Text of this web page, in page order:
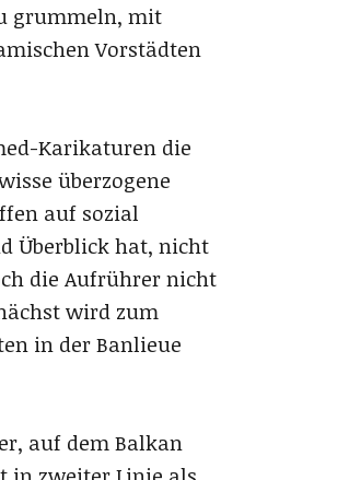
grummeln, mit
Vorstädten
Karikaturen die
überzogene
auf sozial
Überblick hat, nicht
die Aufrührer nicht
wird zum
in der Banlieue
auf dem Balkan